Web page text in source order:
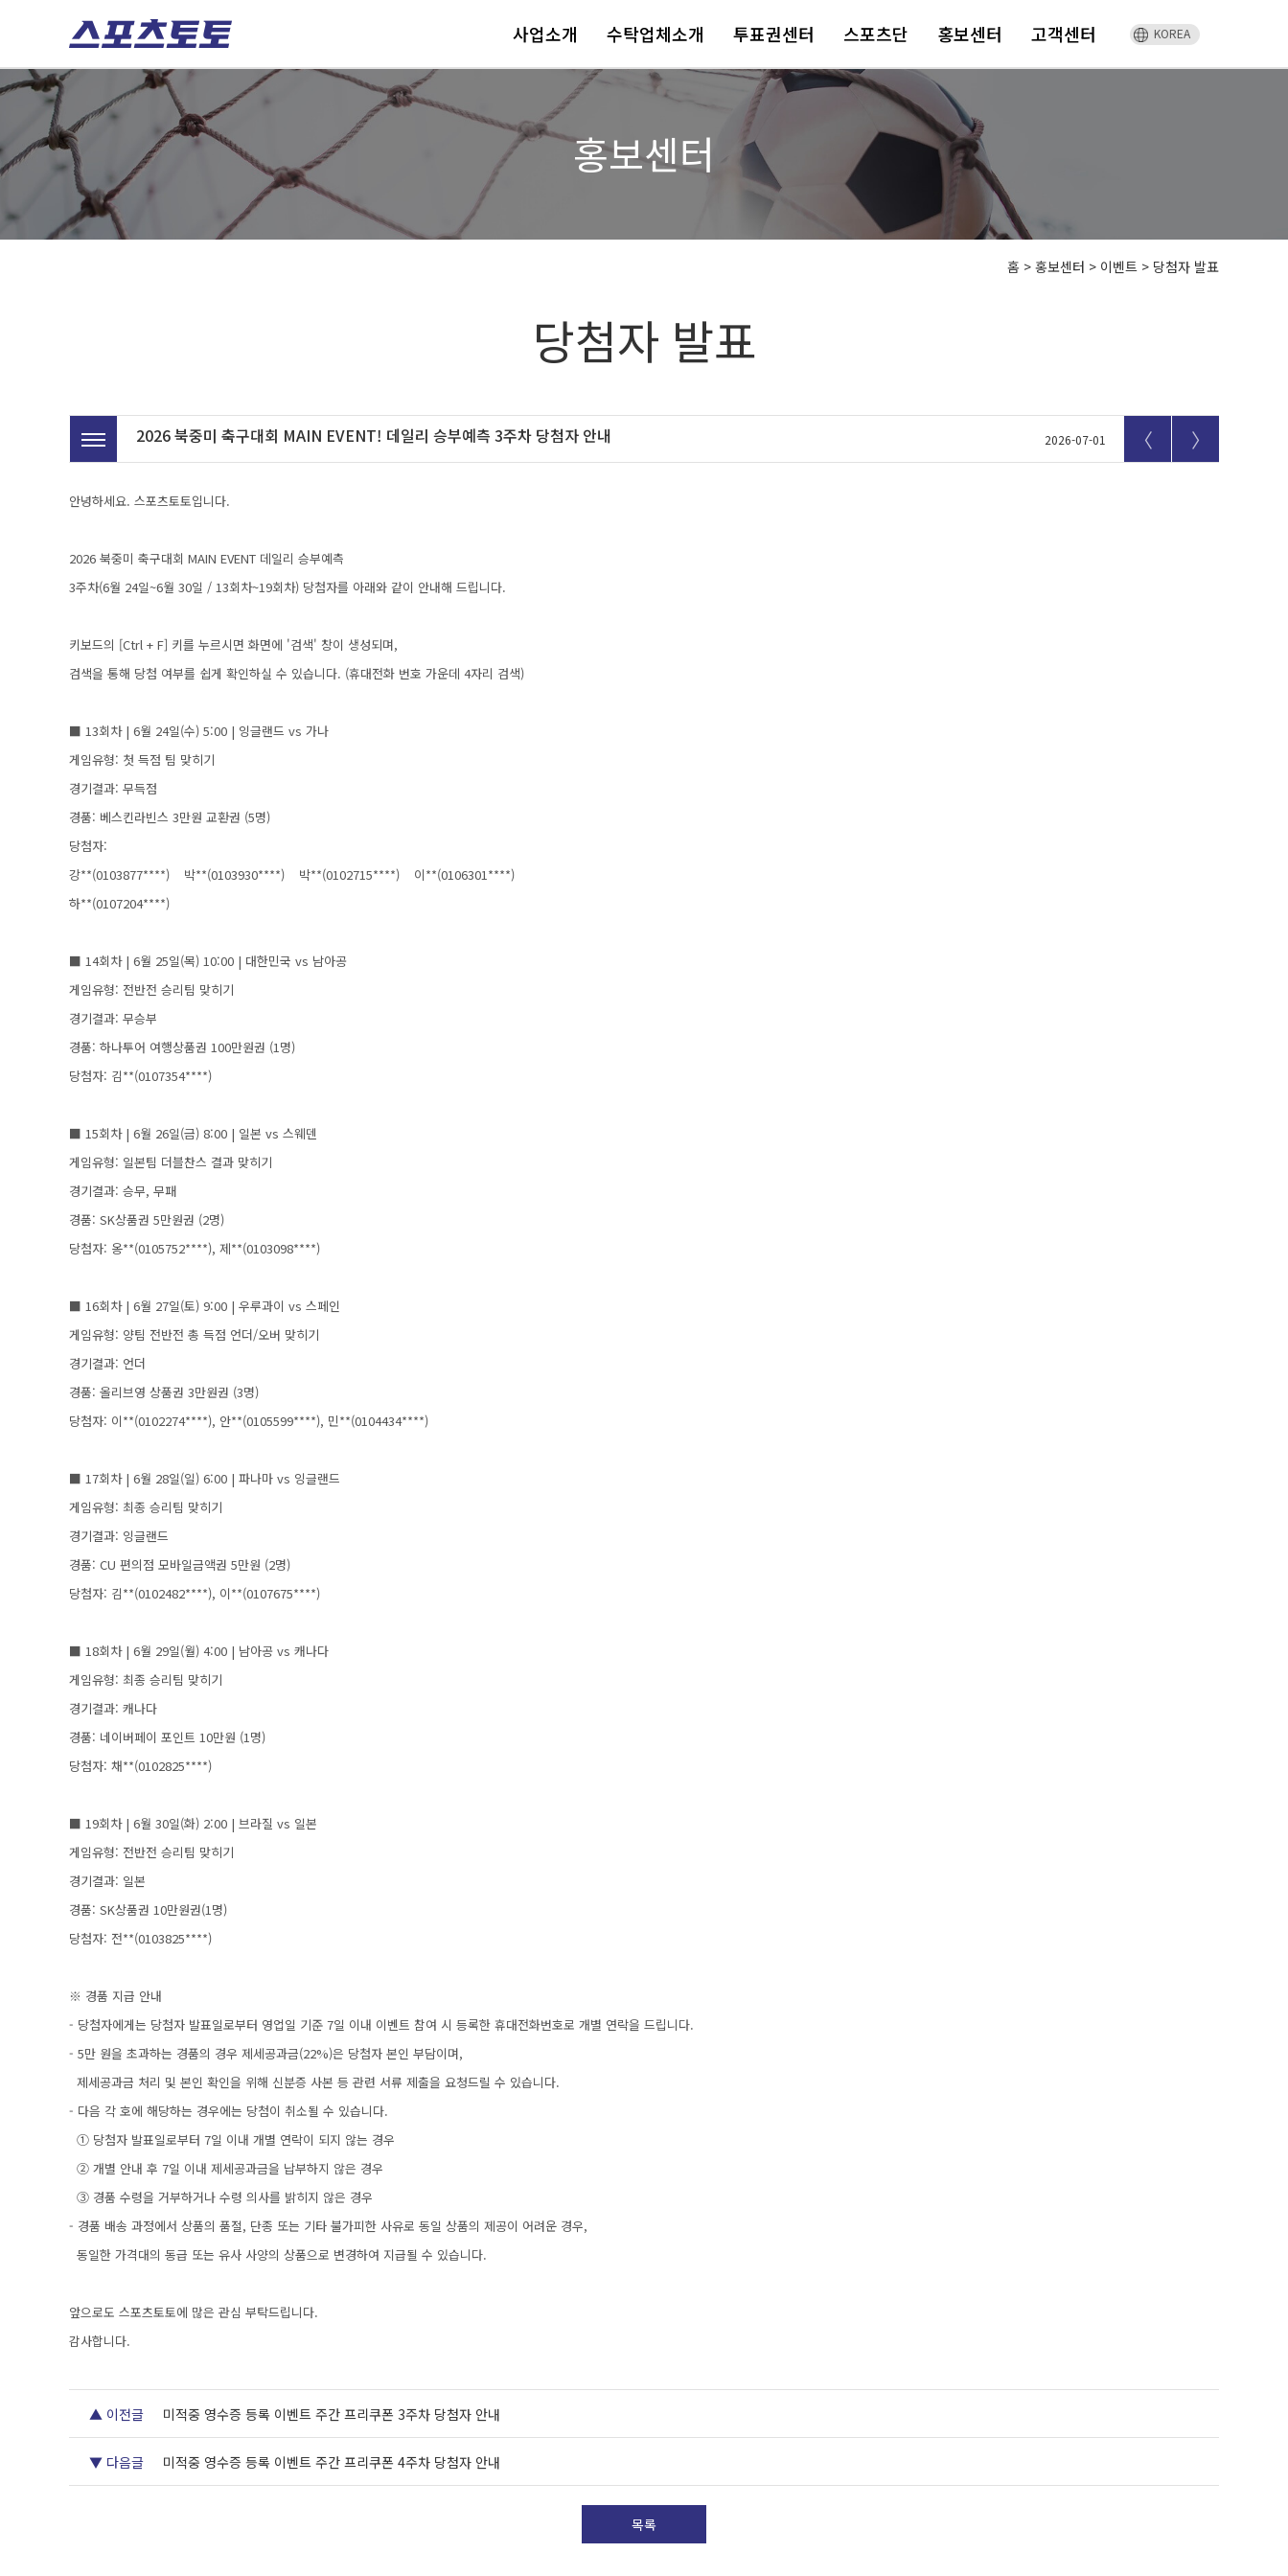
사업소개 수탁업체소개 투표권센터 스포츠단 홍보센터 고객센터 KOREA
홍보센터
홈 > 홍보센터 > 이벤트 > 당첨자 발표
당첨자 발표
2026 북중미 축구대회 MAIN EVENT! 데일리 승부예측 3주차 당첨자 안내 〉
〈
2026-07-01
안녕하세요. 스포츠토토입니다.
2026 북중미 축구대회 MAIN EVENT 데일리 승부예측
3주차(6월 24일~6월 30일 / 13회차~19회차) 당첨자를 아래와 같이 안내해 드립니다.
키보드의 [Ctrl + F] 키를 누르시면 화면에 '검색' 창이 생성되며,
검색을 통해 당첨 여부를 쉽게 확인하실 수 있습니다. (휴대전화 번호 가운데 4자리 검색)
■ 13회차 | 6월 24일(수) 5:00 | 잉글랜드 vs 가나
게임유형: 첫 득점 팀 맞히기
경기결과: 무득점
경품: 베스킨라빈스 3만원 교환권 (5명)
당첨자:
강**(0103877****)
박**(0103930****) 박**(0102715****)
이**(0106301****)
하**(0107204****)
■ 14회차 | 6월 25일(목) 10:00 | 대한민국 vs 남아공
게임유형: 전반전 승리팀 맞히기
경기결과: 무승부
경품: 하나투어 여행상품권 100만원권 (1명)
당첨자: 김**(0107354****)
■ 15회차 | 6월 26일(금) 8:00 | 일본 vs 스웨덴
게임유형: 일본팀 더블찬스 결과 맞히기
경기결과: 승무, 무패
경품: SK상품권 5만원권 (2명)
당첨자: 옹**(0105752****), 제**(0103098****)
■ 16회차 | 6월 27일(토) 9:00 | 우루과이 vs 스페인
게임유형: 양팀 전반전 총 득점 언더/오버 맞히기
경기결과: 언더
경품: 올리브영 상품권 3만원권 (3명)
당첨자: 이**(0102274****), 안**(0105599****), 민**(0104434****)
■ 17회차 | 6월 28일(일) 6:00 | 파나마 vs 잉글랜드
게임유형: 최종 승리팀 맞히기
경기결과: 잉글랜드
경품: CU 편의점 모바일금액권 5만원 (2명)
당첨자: 김**(0102482****), 이**(0107675****)
■ 18회차 | 6월 29일(월) 4:00 | 남아공 vs 캐나다
게임유형: 최종 승리팀 맞히기
경기결과: 캐나다
경품: 네이버페이 포인트 10만원 (1명)
당첨자: 채**(0102825****)
■ 19회차 | 6월 30일(화) 2:00 | 브라질 vs 일본
게임유형: 전반전 승리팀 맞히기
경기결과: 일본
경품: SK상품권 10만원권(1명)
당첨자: 전**(0103825****)
※ 경품 지급 안내
- 당첨자에게는 당첨자 발표일로부터 영업일 기준 7일 이내 이벤트 참여 시 등록한 휴대전화번호로 개별 연락을 드립니다.
- 5만 원을 초과하는 경품의 경우 제세공과금(22%)은 당첨자 본인 부담이며,
제세공과금 처리 및 본인 확인을 위해 신분증 사본 등 관련 서류 제출을 요청드릴 수 있습니다.
- 다음 각 호에 해당하는 경우에는 당첨이 취소될 수 있습니다.
① 당첨자 발표일로부터 7일 이내 개별 연락이 되지 않는 경우
② 개별 안내 후 7일 이내 제세공과금을 납부하지 않은 경우
③ 경품 수령을 거부하거나 수령 의사를 밝히지 않은 경우
- 경품 배송 과정에서 상품의 품절, 단종 또는 기타 불가피한 사유로 동일 상품의 제공이 어려운 경우,
동일한 가격대의 동급 또는 유사 사양의 상품으로 변경하여 지급될 수 있습니다.
앞으로도 스포츠토토에 많은 관심 부탁드립니다.
감사합니다.
▲ 이전글 미적중 영수증 등록 이벤트 주간 프리쿠폰 3주차 당첨자 안내
▼ 다음글 미적중 영수증 등록 이벤트 주간 프리쿠폰 4주차 당첨자 안내
목록